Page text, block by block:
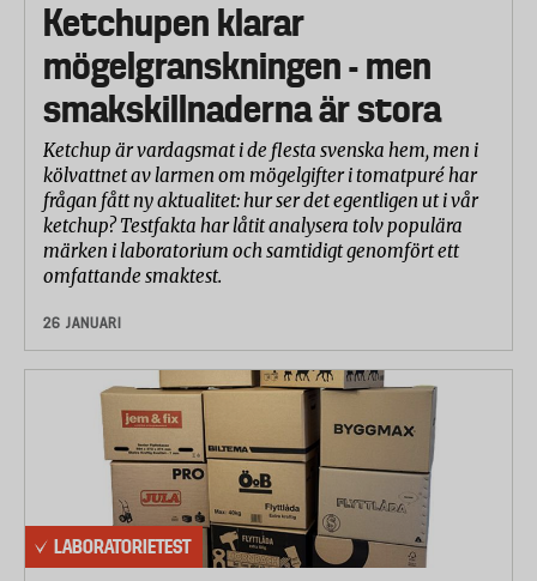
Ketchupen klarar
mögelgranskningen - men
smakskillnaderna är stora
Ketchup är vardagsmat i de flesta svenska hem, men i
kölvattnet av larmen om mögelgifter i tomatpuré har
frågan fått ny aktualitet: hur ser det egentligen ut i vår
ketchup? Testfakta har låtit analysera tolv populära
märken i laboratorium och samtidigt genomfört ett
omfattande smaktest.
26 JANUARI
LABORATORIETEST